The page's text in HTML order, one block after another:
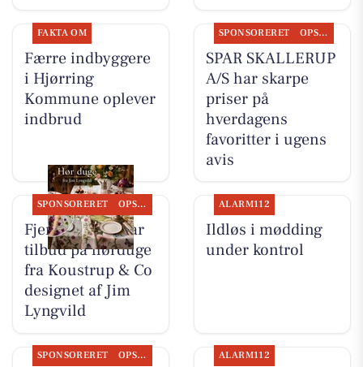
FAKTA OM
Færre indbyggere
i Hjørring
Kommune oplever
indbrud
SPONSORERET OPSLAGSTAVLEN
SPAR SKALLERUP
A/S har skarpe
priser på
hverdagens
favoritter i ugens
avis
SPONSORERET OPSLAGSTAVLEN
Fjerrenseriet har
tilbud på hørduge
fra Koustrup & Co
designet af Jim
Lyngvild
ALARM112
Ildløs i mødding
under kontrol
SPONSORERET OPSLAGSTAVLEN ALARM112